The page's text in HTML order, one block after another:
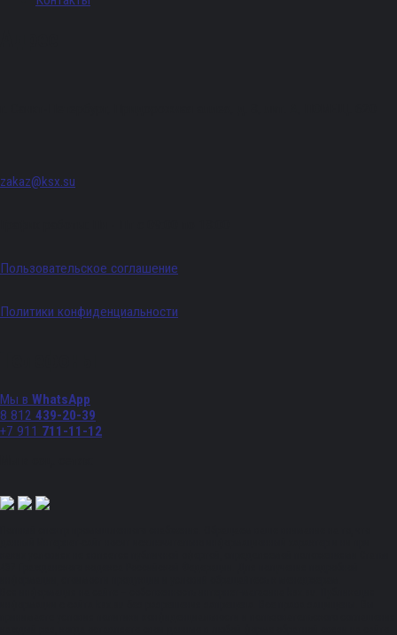
zakaz@ksx.su
Пользовательское соглашение
Политики конфиденциальности
Мы в WhatsApp
8 812 439-20-39
+7 911 711-11-12